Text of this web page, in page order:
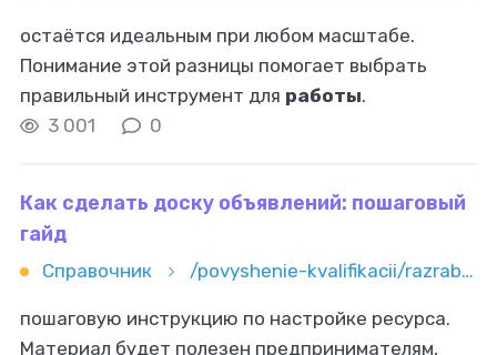
остаётся идеальным при любом масштабе.
Понимание этой разницы помогает выбрать
правильный инструмент для работы.
Подготовка изображения к векторизации
3 001 0
Как сделать доску объявлений: пошаговый
гайд
Справочник /povyshenie-kvalifikacii/razrabotka-i-it/kak-sdelat-dosku-obyavleniy-poshagovyy-gayd
пошаговую инструкцию по настройке ресурса.
Материал будет полезен предпринимателям,